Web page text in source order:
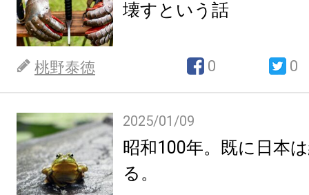
壊すという話
桃野泰徳 0 0
2025/01/09
昭和100年。既に日本
る。